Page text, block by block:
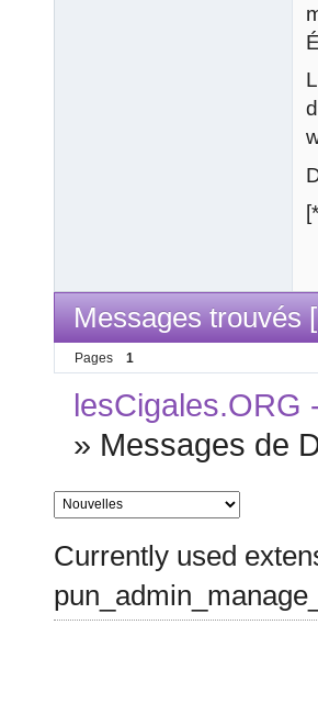
Messages trouvés
Pages 1
lesCigales.ORG
» Messages de
Currently used